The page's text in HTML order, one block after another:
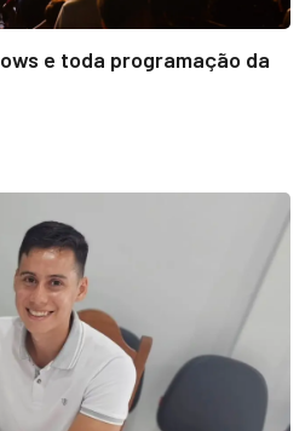
e toda programação da